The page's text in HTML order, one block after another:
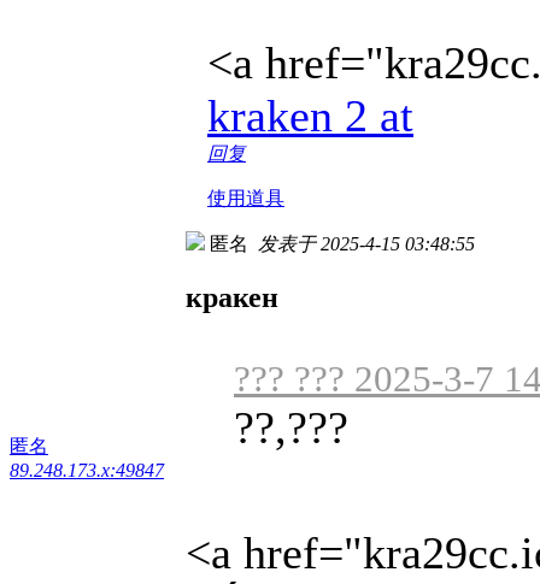
<a
kraken 2 at
回复
使用道具
匿名
89.248.173.x:49847
匿名 发表于 2025-4-15 03:48:55
кракен
??? ??? 2025-3-7
??,???
<a